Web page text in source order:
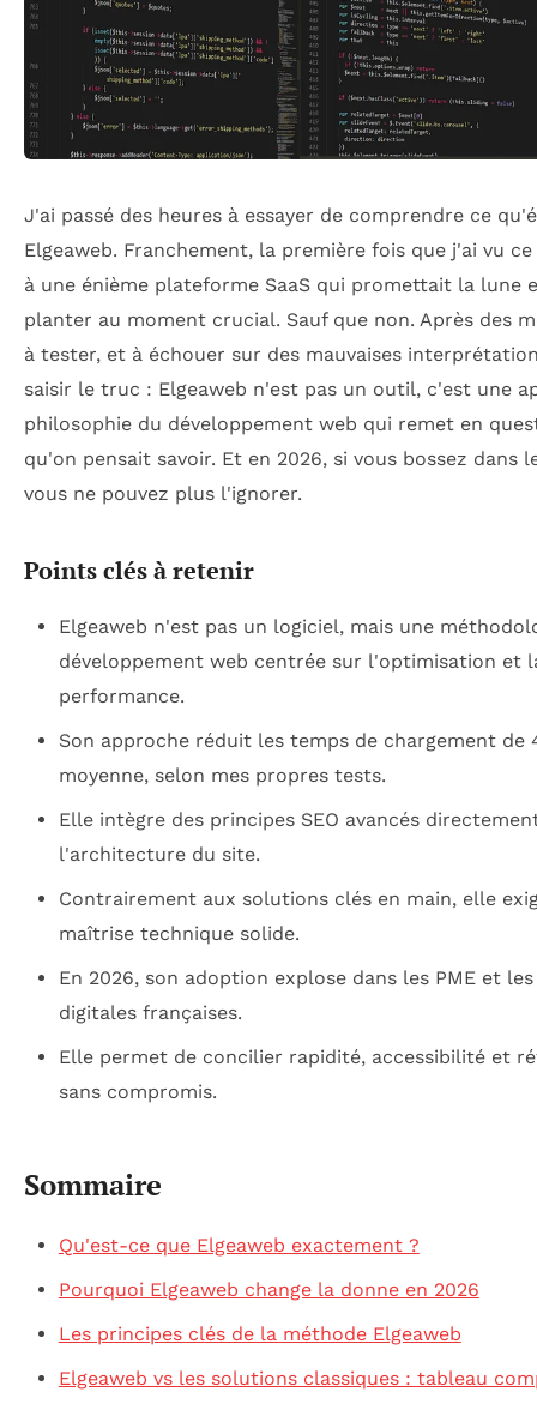
J'ai passé des heures à essayer de comprendre ce
Elgeaweb. Franchement, la première fois que j'ai vu
à une énième plateforme SaaS qui promettait la lune
planter au moment crucial. Sauf que non. Après des
à tester, et à échouer sur des mauvaises
saisir le truc : Elgeaweb n'est pas un outil, c'est une
philosophie du développement web qui remet en
qu'on pensait savoir. Et en 2026, si vous bossez dans
vous ne pouvez plus l'ignorer.
Points clés à retenir
Elgeaweb n'est pas un logiciel, mais une
développement web centrée sur l'optimisation et
performance.
Son approche réduit les temps de chargement de
moyenne, selon mes propres tests.
Elle intègre des principes SEO avancés
l'architecture du site.
Contrairement aux solutions clés en main, elle
maîtrise technique solide.
En 2026, son adoption explose dans les PME et les
digitales françaises.
Elle permet de concilier rapidité, accessibilité et
sans compromis.
Sommaire
Qu'est-ce que Elgeaweb exactement ?
Pourquoi Elgeaweb change la donne en 2026
Les principes clés de la méthode Elgeaweb
Elgeaweb vs les solutions classiques : tableau